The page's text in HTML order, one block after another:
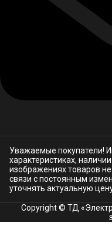
Уважаемые покупатели!
характеристиках,
изображениях товаров
связи с постоянным
уточнять актуальную
Copyright © ТД